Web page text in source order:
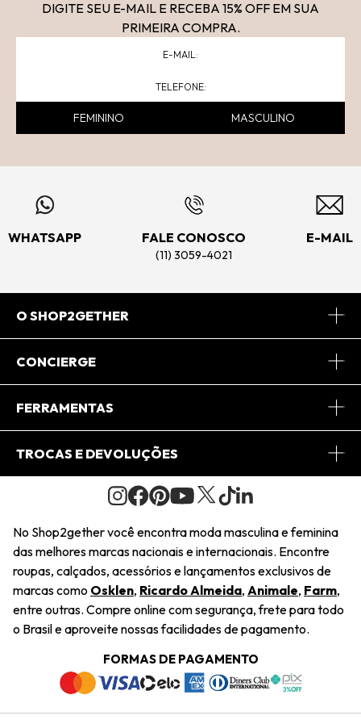
DIGITE SEU E-MAIL E RECEBA 15% OFF EM SUA
PRIMEIRA COMPRA.
FEMININO MASCULINO
WHATSAPP FALE CONOSCO
(11) 3059-4021
E-MAIL
O SHOP2GETHER
Sobre Nós
Journal
Saiu na Mídia
Sustentabilidade
Navegando
Termos e Condições
Trabalhe Conosco
CONCIERGE
Central de Relacionamento
Regulamento e Promoções
FERRAMENTAS
Minha Conta
Pedido de Presente
Wishlist
TROCAS E DEVOLUÇÕES
Condições Gerais
Troca Fácil
Restituição de Pagamento
Dúvidas Frequentes
Termos e Condições
Política de Privacidade
No Shop2gether você encontra moda masculina e feminina
das melhores marcas nacionais e internacionais. Encontre
roupas, calçados, acessórios e lançamentos exclusivos de
marcas como Osklen, Ricardo Almeida, Animale, Farm,
entre outras. Compre online com segurança, frete para todo
o Brasil e aproveite nossas facilidades de pagamento.
FORMAS DE PAGAMENTO